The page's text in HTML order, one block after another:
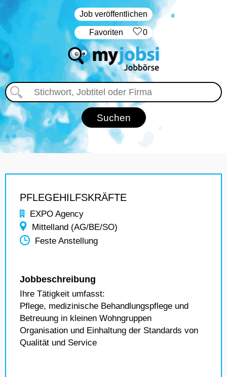
Job veröffentlichen
‏Favoriten 0
PFLEGEHILFSKRÄFTE
EXPO Agency
Mittelland (AG/BE/SO)
Feste Anstellung
Jobbeschreibung
Ihre Tätigkeit umfasst:
Pflege, medizinische Behandlungspflege und
Betreuung in kleinen Wohngruppen
Organisation und Einhaltung der Standards von
Qualität und Service